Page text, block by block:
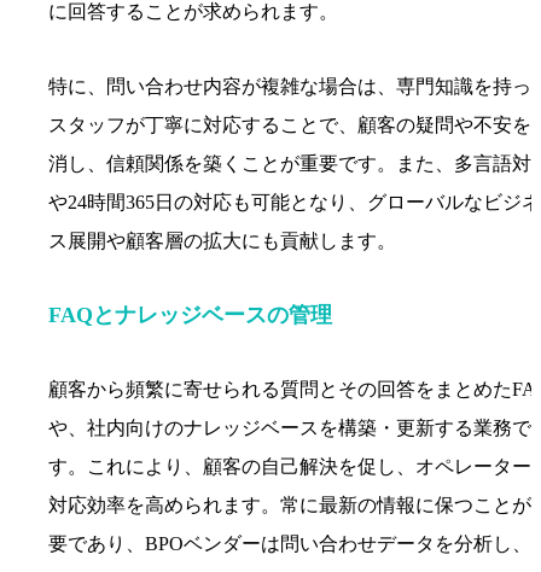
に回答することが求められます。
特に、問い合わせ内容が複雑な場合は、専門知識を持っ
スタッフが丁寧に対応することで、顧客の疑問や不安を
消し、信頼関係を築くことが重要です。また、多言語対
や24時間365日の対応も可能となり、グローバルなビジネ
ス展開や顧客層の拡大にも貢献します。
FAQとナレッジベースの管理
顧客から頻繁に寄せられる質問とその回答をまとめた
や、社内向けのナレッジベースを構築・更新する業務で
す。これにより、顧客の自己解決を促し、オペレーター
対応効率を高められます。常に最新の情報に保つことが
要であり、BPOベンダーは問い合わせデータを分析し、